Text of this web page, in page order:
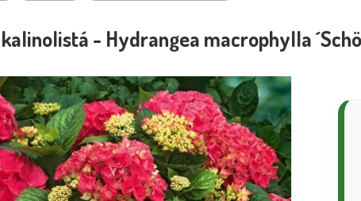
- Hydrangea macrophylla